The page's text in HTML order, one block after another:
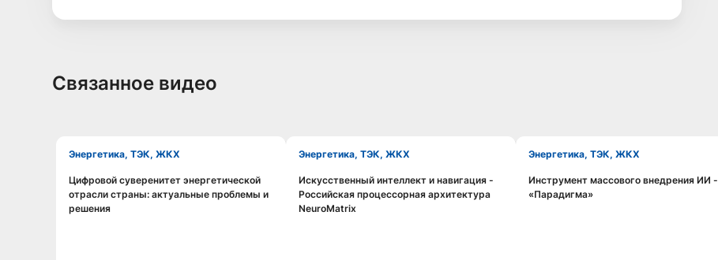
Связанное видео
Энергетика, ТЭК, ЖКХ
Смотреть видео
Цифровой суверенитет энергетической
отрасли страны: актуальные проблемы и
решения
Энергетика, ТЭК, ЖКХ
Смотреть видео
Искусственный интеллект и навигация -
Российская процессорная архитектура
NeuroMatrix
Энергетика, ТЭК, ЖКХ
Смотреть видео
Инструмент массового внедрения ИИ -
«Парадигма»